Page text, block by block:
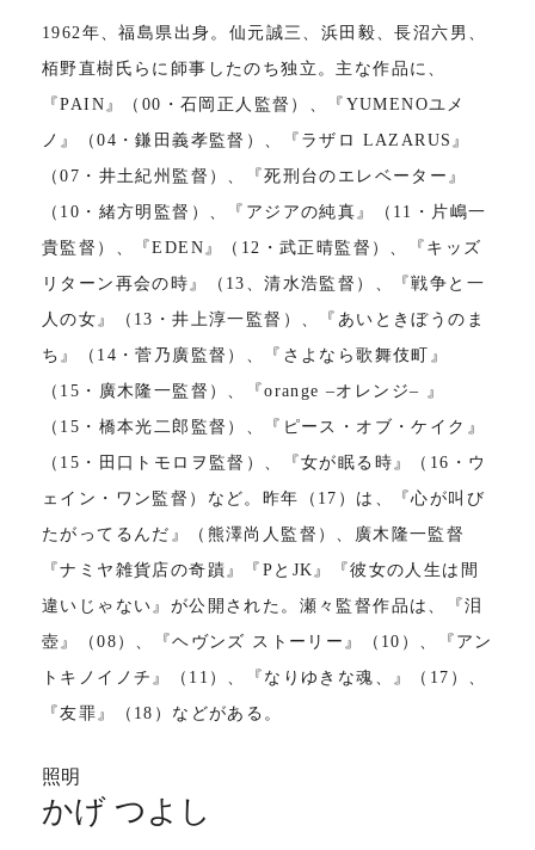
1962年、福島県出身。仙元誠三、浜田毅、長沼六男、
栢野直樹氏らに師事したのち独立。主な作品に、
『PAIN』（00・石岡正人監督）、『YUMENOユメ
ノ』（04・鎌田義孝監督）、『ラザロ LAZARUS』
（07・井土紀州監督）、『死刑台のエレベーター』
（10・緒方明監督）、『アジアの純真』（11・片嶋一
貴監督）、『EDEN』（12・武正晴監督）、『キッズ
リターン再会の時』（13、清水浩監督）、『戦争と一
人の女』（13・井上淳一監督）、『あいときぼうのま
ち』（14・菅乃廣監督）、『さよなら歌舞伎町』
（15・廣木隆一監督）、『orange ‒オレンジ‒ 』
（15・橋本光二郎監督）、『ピース・オブ・ケイク』
（15・田口トモロヲ監督）、『女が眠る時』（16・ウ
ェイン・ワン監督）など。昨年（17）は、『心が叫び
たがってるんだ』（熊澤尚人監督）、廣木隆一監督
『ナミヤ雑貨店の奇蹟』『PとJK』『彼女の人生は間
違いじゃない』が公開された。瀬々監督作品は、『泪
壺』（08）、『ヘヴンズ ストーリー』（10）、『アン
トキノイノチ』（11）、『なりゆきな魂、』（17）、
『友罪』（18）などがある。
照明
かげ つよし